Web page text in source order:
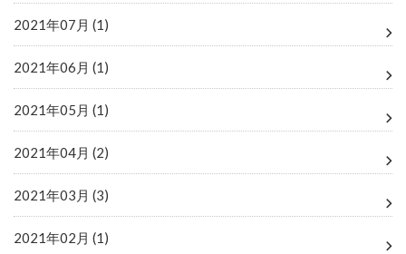
2021年07月 (1)
2021年06月 (1)
2021年05月 (1)
2021年04月 (2)
2021年03月 (3)
2021年02月 (1)